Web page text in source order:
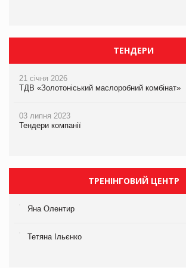
ТЕНДЕРИ
21 січня 2026
ТДВ «Золотоніський маслоробний комбінат»
03 липня 2023
Тендери компанії
ТРЕНІНГОВИЙ ЦЕНТР
Яна Олентир
Тетяна Ільєнко